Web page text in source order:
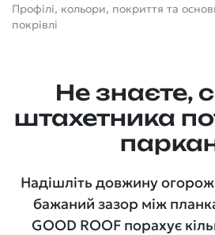
Профілі, кольори, покриття та
покрівлі
Не знаєте,
штахетника
Надішліть довжину
бажаний зазор між
GOOD ROOF порахує